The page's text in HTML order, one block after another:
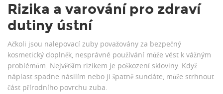
Rizika a varování pro zdraví
dutiny ústní
Ačkoli jsou nalepovací zuby považovány za bezpečný
kosmetický doplněk, nesprávné používání může vést k vážným
problémům. Největším rizikem je poškození skloviny. Když
náplast spadne násilím nebo ji špatně sundáte, může strhnout
část přírodního povrchu zuba.